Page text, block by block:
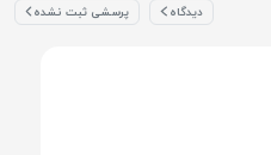
دیدگاه پرسشی ثبت نشده